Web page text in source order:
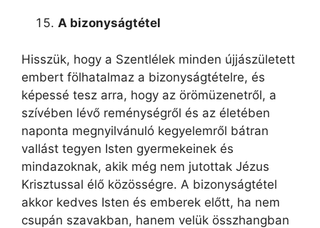
A bizonyságtétel
Hisszük, hogy a Szentlélek minden újjászületett
embert fölhatalmaz a bizonyságtételre, és
képessé tesz arra, hogy az örömüzenetről, a
szívében lévő reménységről és az életében
naponta megnyilvánuló kegyelemről bátran
vallást tegyen Isten gyermekeinek és
mindazoknak, akik még nem jutottak Jézus
Krisztussal élő közösségre. A bizonyságtétel
akkor kedves Isten és emberek előtt, ha nem
csupán szavakban, hanem velük összhangban